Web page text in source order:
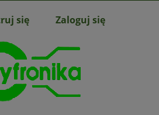
się Zaloguj się